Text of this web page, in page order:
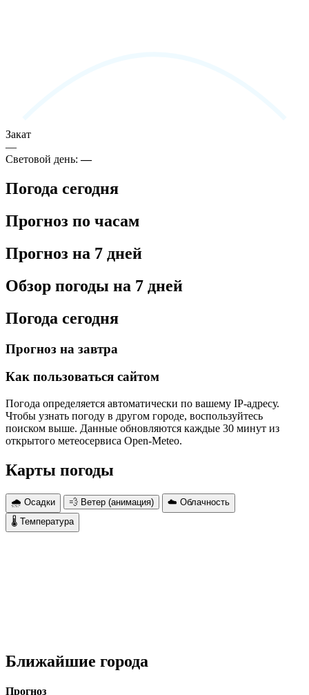
Закат
—
Световой день:—
Погода сегодня
Прогноз по часам
Прогноз на 7 дней
Обзор погоды на 7 дней
Погода сегодня
Прогноз на завтра
Как пользоваться сайтом
Погода определяется автоматически по вашему IP-адресу.
Чтобы узнать погоду в другом городе, воспользуйтесь
поиском выше. Данные обновляются каждые 30 минут из
открытого метеосервиса Open-Meteo.
Карты погоды
🌧 Осадки 💨 Ветер (анимация)
☁️ Облачность
🌡 Температура
Ближайшие города
Прогноз